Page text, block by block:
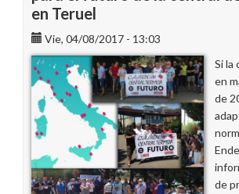
en Teruel
Vie, 04/08/2017 - 13:03
Si la
en
de
de